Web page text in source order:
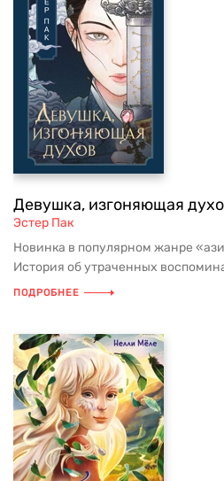
Девушка, изгоняющая
Эстер Пак
Новинка в популярном жанре
История об утраченных
ПОДРОБНЕЕ